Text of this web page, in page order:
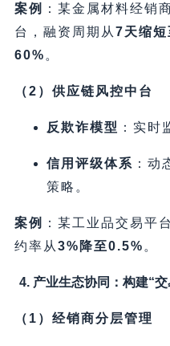
案例
：某金属材料经销
台，融资周期从 7天缩
60%​ 。
​（2）供应链风控中台
反欺诈模型 ：实时
信用评级体系 ：动
策略。
案例
：某工业品交易平
约率从 3%降至0.5%​ 。
4. 产业生态协同：构建“
​（1）经销商分层管理